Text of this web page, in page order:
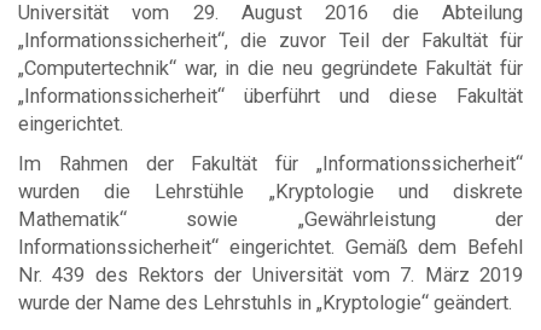
Universität vom 29. August 2016 die Abteilung
„Informationssicherheit“, die zuvor Teil der Fakultät für
„Computertechnik“ war, in die neu gegründete Fakultät für
„Informationssicherheit“ überführt und diese Fakultät
eingerichtet.
Im Rahmen der Fakultät für „Informationssicherheit“
wurden die Lehrstühle „Kryptologie und diskrete
Mathematik“ sowie „Gewährleistung der
Informationssicherheit“ eingerichtet. Gemäß dem Befehl
Nr. 439 des Rektors der Universität vom 7. März 2019
wurde der Name des Lehrstuhls in „Kryptologie“ geändert.